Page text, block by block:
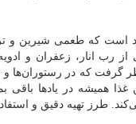
است که طعمی شیرین و
رب انار، زعفران و
که در رستوران‌ها و
در یادها باقی
طرز تهیه دقیق و